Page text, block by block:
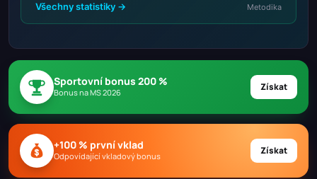
Všechny statistiky →
Metodika
Sportovní bonus 200 %
Bonus na MS 2026 Získat
+100 % první vklad
Odpovídající vkladový bonus Získat